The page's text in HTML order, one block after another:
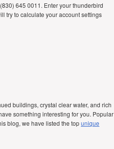
645 0011. Enter your thunderbird
try to calculate your account settings
buildings, crystal clear water, and rich
something interesting for you. Popular
blog, we have listed the topunique